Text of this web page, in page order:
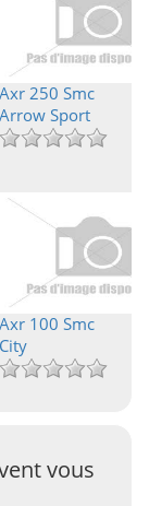
Axr 250 Smc
Arrow Sport
Axr 100 Smc
City
vous